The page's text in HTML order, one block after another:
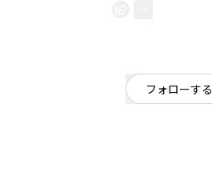
フォローする